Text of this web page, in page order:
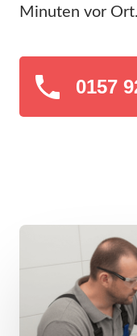
Minuten vor Ort.
0157